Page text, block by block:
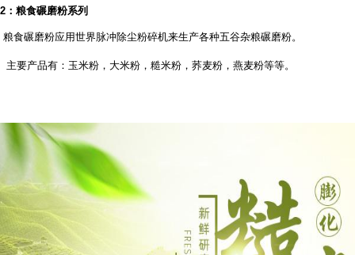
2 ：粮食碾磨粉系列
粮食碾磨粉应用世界脉冲除尘粉碎机来生产各种五谷杂粮碾磨粉。
主要产品有：玉米粉，大米粉，糙米粉，荞麦粉，燕麦粉等等。